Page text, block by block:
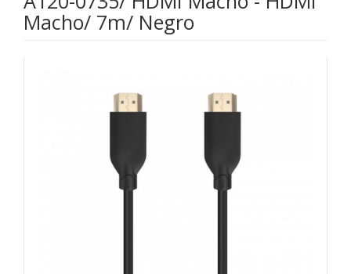
Macho/ 7m/ Negro